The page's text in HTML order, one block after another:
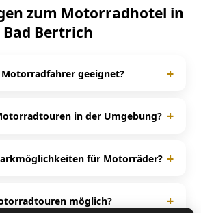
zum Motorradhotel in
Bad Bertrich
geeignet? +
ausgerichtet und bietet passende
in der Umgebung? +
und beliebte Motorradtouren.
für Motorräder? +
spezielle Motorradparkplätze für
möglich? +